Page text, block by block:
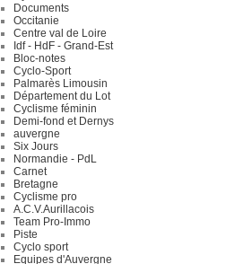
Documents
Occitanie
Centre val de Loire
Idf - HdF - Grand-Est
Bloc-notes
Cyclo-Sport
Palmarès Limousin
Département du Lot
Cyclisme féminin
Demi-fond et Dernys
auvergne
Six Jours
Normandie - PdL
Carnet
Bretagne
Cyclisme pro
A.C.V.Aurillacois
Team Pro-Immo
Piste
Cyclo sport
Equipes d'Auvergne